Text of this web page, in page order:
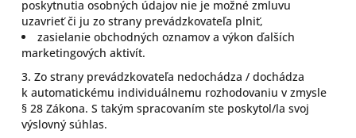
poskytnutia osobných údajov nie je možné zmluvu
uzavrieť či ju zo strany prevádzkovateľa plniť,
zasielanie obchodných oznamov a výkon ďalších
marketingových aktivít.
3. Zo strany prevádzkovateľa nedochádza / dochádza
k automatickému individuálnemu rozhodovaniu v zmysle
§ 28 Zákona. S takým spracovaním ste poskytol/la svoj
výslovný súhlas.